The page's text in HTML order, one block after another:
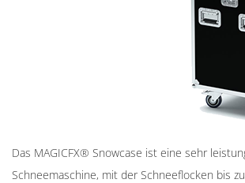
Das MAGICFX® Snowcase ist eine sehr
Schneemaschine, mit der Schneeflocken bis